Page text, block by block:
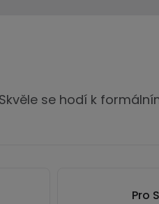
se hodí k
Pro